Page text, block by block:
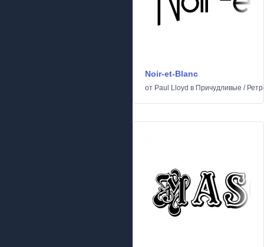
Noir-et-Blanc
от Paul Lloyd в Причудливые /